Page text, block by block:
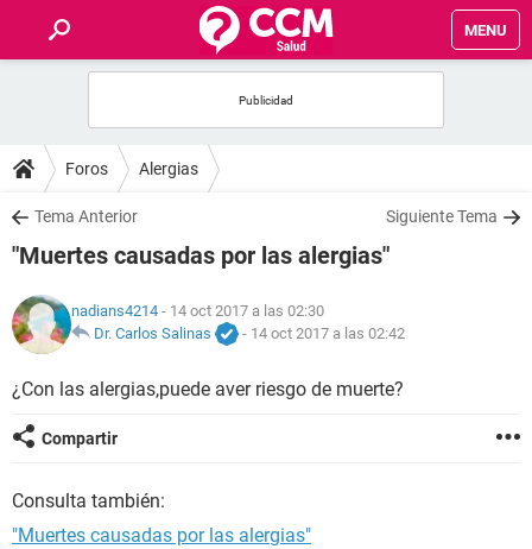
MENU
FOROS
SALUD
NUTRICIÓN
BIENESTAR
SEXUALIDAD
Foros Alergias
Tema Anterior Siguiente Tema
"Muertes causadas por las alergias"
nadians4214 - 14 oct 2017 a las 02:30
Dr. Carlos Salinas
- 14 oct 2017 a las 02:42
¿Con las alergias,puede aver riesgo de muerte?
Compartir
Consulta también:
"Muertes causadas por las alergias"